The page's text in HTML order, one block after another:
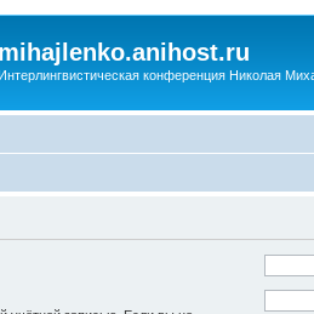
mihajlenko.anihost.ru
конференция Николая